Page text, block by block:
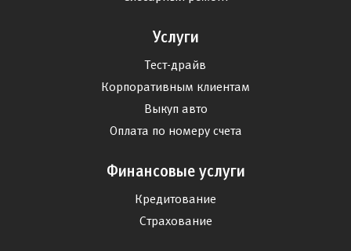
Услуги
Тест-драйв
Корпоративным клиентам
Выкуп авто
Оплата по номеру счета
Финансовые услуги
Кредитование
Страхование